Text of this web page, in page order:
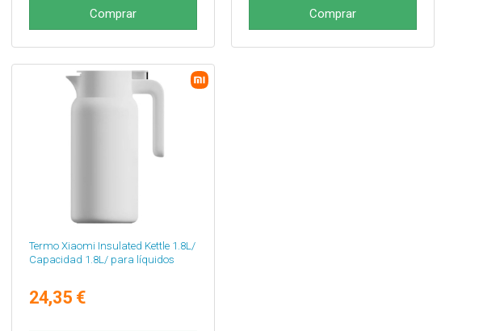
Comprar Comprar
Termo Xiaomi Insulated Kettle 1.8L/
Capacidad 1.8L/ para líquidos
24,35 €